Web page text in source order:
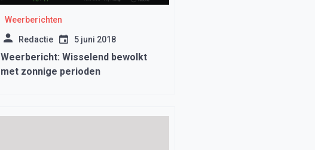
Weerberichten
Redactie 5 juni 2018
Weerbericht: Wisselend bewolkt
met zonnige perioden